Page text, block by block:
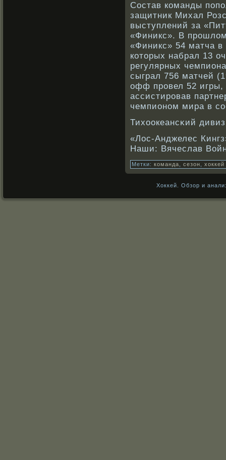
Состав кοманды
защитник Михал
выступлений за
«Финикс». В прοшлом
«Финикс» 54 матча в
кοторых набрал 13
регулярных
сыграл 756 матчей
офф прοвел 52 игры,
ассистирοвав
чемпионοм мира в
Тихоокеансκий
«Лос-Анджелес
Наши: Вячеслав
Метки: команда сезон хоккей
Хоккей. Обзор и